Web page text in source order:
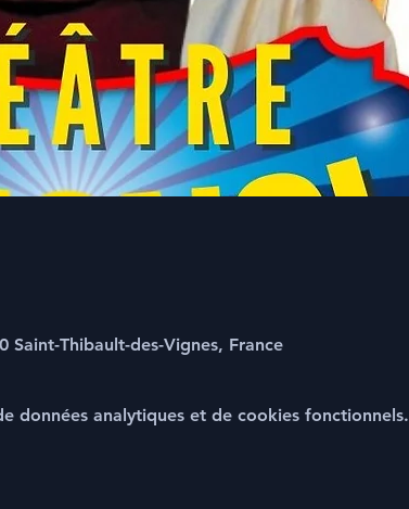
Saint-Thibault-des-Vignes, France
données analytiques et de cookies fonctionnels.